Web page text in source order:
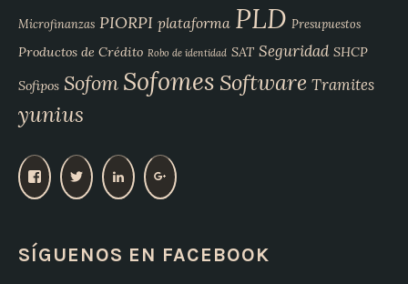
Microfinanzas PIORPI plataforma PLD Presupuestos
Productos de Crédito Robo de identidad SAT Seguridad SHCP
Sofipos Sofom Sofomes Software Tramites
yunius
V
p
e
V
e
V
e
V
SÍGUENOS EN FACEBOOK